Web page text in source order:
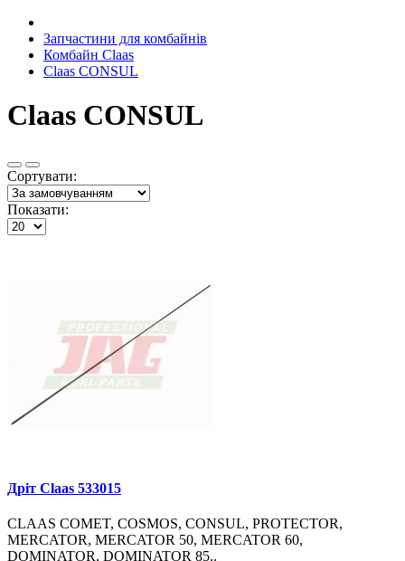
Запчастини для комбайнів
Комбайн Claas
Claas CONSUL
Claas CONSUL
Сортувати:
Показати:
Дріт Claas 533015
CLAAS COMET, COSMOS, CONSUL, PROTECTOR,
MERCATOR, MERCATOR 50, MERCATOR 60,
DOMINATOR, DOMINATOR 85..